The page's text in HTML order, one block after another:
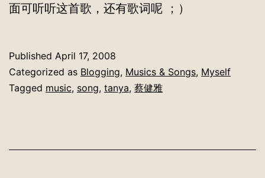
面可听听这首歌，还有歌词呢 ；）
Published April 17, 2008
Categorized as Blogging, Musics & Songs, Myself
Tagged music, song, tanya, 蔡健雅